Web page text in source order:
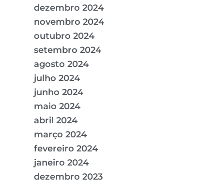
dezembro 2024
novembro 2024
outubro 2024
setembro 2024
agosto 2024
julho 2024
junho 2024
maio 2024
abril 2024
março 2024
fevereiro 2024
janeiro 2024
dezembro 2023